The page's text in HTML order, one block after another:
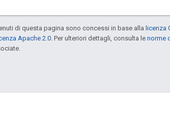
di questa pagina sono concessi in base alla licenza
Apache 2.0 . Per ulteriori dettagli, consulta le norme